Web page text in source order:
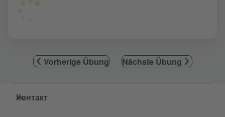
Vorherige Übung Nächste Übung
Service- und Informationsbereich
Контакт